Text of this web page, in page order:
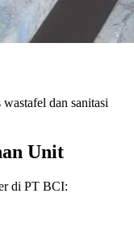
dan sanitasi
Unit
di PT BCI: